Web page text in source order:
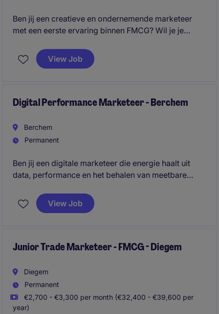
Ben jij een creatieve en ondernemende marketeer
met een eerste ervaring binnen FMCG? Wil je je
internationale speler actief in wijn en champagne,
met veel autonomie en ruimte voor initiatief? Dan is
View Job
Digital Performance Marketeer - Berchem
Berchem
Permanent
Ben jij een digitale marketeer die energie haalt uit
data, performance en het behalen van meetbare
specialist die campagnes beheert van strategie tot
optimalisatie en als volwaardige sparringpartner
View Job
Junior Trade Marketeer - FMCG - Diegem
Diegem
Permanent
€2,700 - €3,300 per month (€32,400 - €39,600 per
year)